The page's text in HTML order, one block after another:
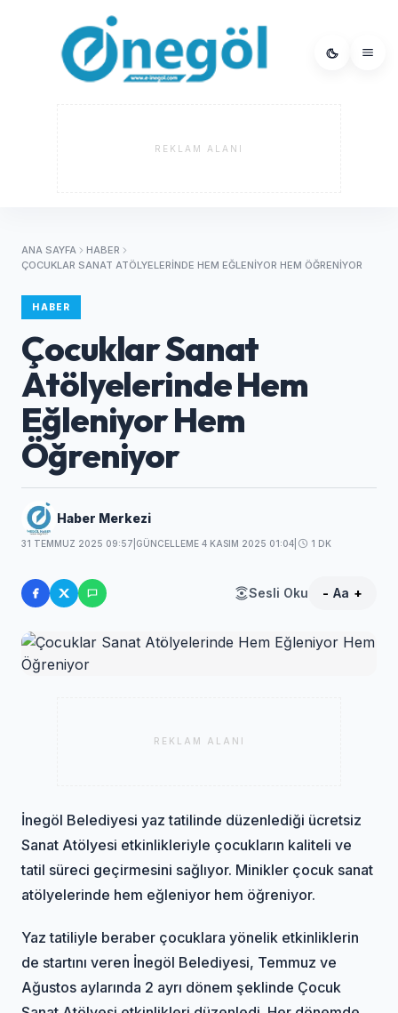
REKLAM ALANI
ANA SAYFA
HABER
ÇOCUKLAR SANAT ATÖLYELERINDE HEM EĞLENIYOR HEM ÖĞRENIYOR
HABER
Çocuklar Sanat
Atölyelerinde Hem
Eğleniyor Hem
Öğreniyor
Haber Merkezi
31 TEMMUZ 2025 09:57 GÜNCELLEME 4 KASIM 2025 01:04 1 DK
Sesli Oku - Aa +
REKLAM ALANI
İnegöl Belediyesi yaz tatilinde düzenlediği ücretsiz
Sanat Atölyesi etkinlikleriyle çocukların kaliteli ve
tatil süreci geçirmesini sağlıyor. Minikler çocuk sanat
atölyelerinde hem eğleniyor hem öğreniyor.
Yaz tatiliyle beraber çocuklara yönelik etkinliklerin
de startını veren İnegöl Belediyesi, Temmuz ve
Ağustos aylarında 2 ayrı dönem şeklinde Çocuk